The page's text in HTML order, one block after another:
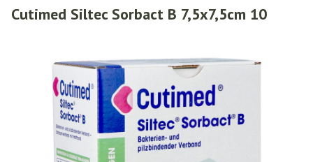
Cutimed Siltec Sorbact B 7,5x7,5cm 10